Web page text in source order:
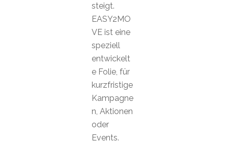
steigt.
EASY2MO
VE ist eine
speziell
entwickelt
e Folie, für
kurzfristige
Kampagne
n, Aktionen
oder
Events.